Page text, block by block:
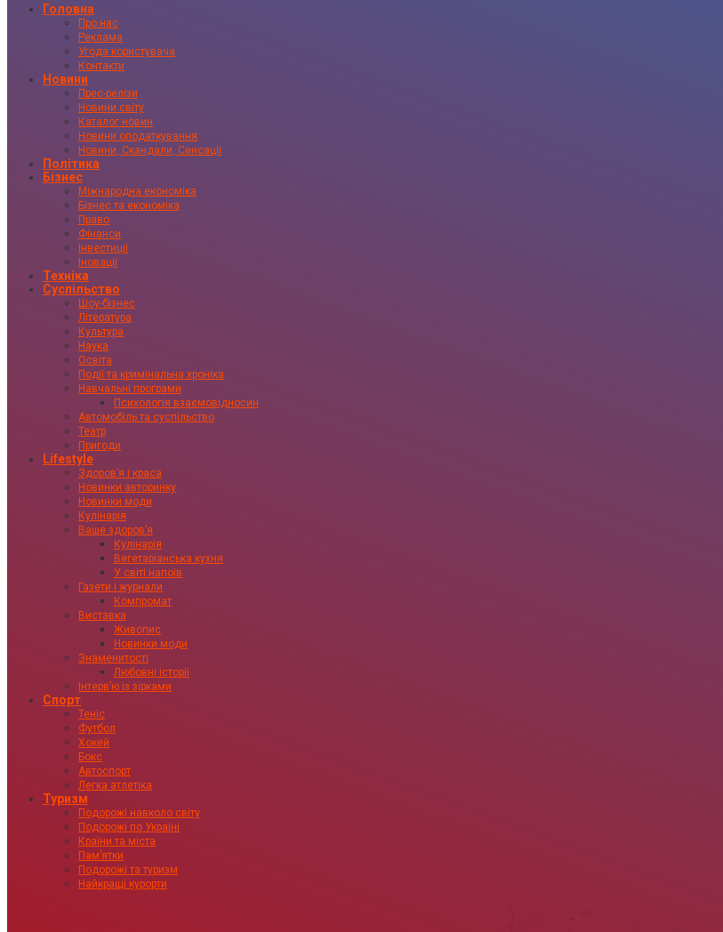
Головна
Про нас
Реклама
Угода користувача
Контакти
Новини
Прес-релізи
Новини світу
Каталог новин
Новини оподаткування
Новини, Скандали, Сенсації
Політика
Бізнес
Міжнародна економіка
Бізнес та економіка
Право
Фінанси
Інвестиції
Іновації
Техніка
Суспільство
Шоу-бізнес
Література
Культура
Наука
Освіта
Події та кримінальна хроніка
Навчальні програми
Психологія взаємовідносин
Автомобіль та суспільство
Театр
Пригоди
Lifestyle
Здоровʼя і краса
Новинки авторинку
Новинки моди
Кулінарія
Ваше здоровʼя
Кулінарія
Вегетаріанська кухня
У світі напоїв
Газети і журнали
Компромат
Виставка
Живопис
Новинки моди
Знаменитості
Любовні історії
Інтервʼю із зірками
Спорт
Теніс
Футбол
Хокей
Бокс
Автоспорт
Легка атлетіка
Туризм
Подорожі навколо світу
Подорожі по Україні
Країни та міста
Пам’ятки
Подорожі та туризм
Найкращі курорти